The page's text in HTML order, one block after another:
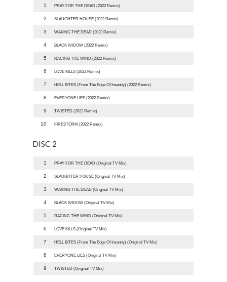
1 PRAY FOR THE DEAD (2022 Remix)
2 SLAUGHTER HOUSE (2022 Remix)
3 WAKING THE DEAD (2022 Remix)
4 BLACK WIDOW (2022 Remix)
5 RACING THE WIND (2022 Remix)
6 LOVE KILLS (2022 Remix)
7 HELL BITES (From The Edge Of Insanity) (2022 Remix)
8 EVERYONE LIES (2022 Remix)
9 TWISTED (2022 Remix)
10 FIRESTORM (2022 Remix)
DISC 2
1 PRAY FOR THE DEAD (Original TV Mix)
2 SLAUGHTER HOUSE (Original TV Mix)
3 WAKING THE DEAD (Original TV Mix)
4 BLACK WIDOW (Original TV Mix)
5 RACING THE WIND (Original TV Mix)
6 LOVE KILLS (Original TV Mix)
7 HELL BITES (From The Edge Of Insanity) (Original TV Mix)
8 EVERYONE LIES (Original TV Mix)
9 TWISTED (Original TV Mix)